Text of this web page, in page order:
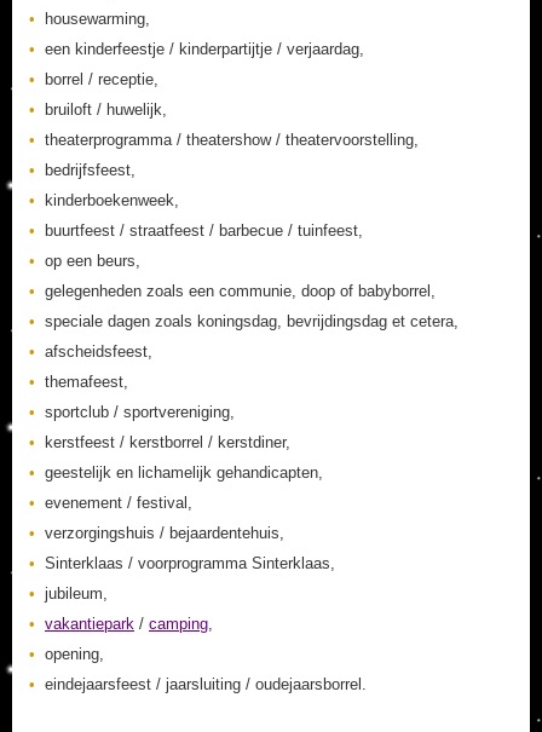
housewarming,
een kinderfeestje / kinderpartijtje / verjaardag,
borrel / receptie,
bruiloft / huwelijk,
theaterprogramma / theatershow / theatervoorstelling,
bedrijfsfeest,
kinderboekenweek,
buurtfeest / straatfeest / barbecue / tuinfeest,
op een beurs,
gelegenheden zoals een communie, doop of babyborrel,
speciale dagen zoals koningsdag, bevrijdingsdag et cetera,
afscheidsfeest,
themafeest,
sportclub / sportvereniging,
kerstfeest / kerstborrel / kerstdiner,
geestelijk en lichamelijk gehandicapten,
evenement / festival,
verzorgingshuis / bejaardentehuis,
Sinterklaas / voorprogramma Sinterklaas,
jubileum,
vakantiepark / camping,
opening,
eindejaarsfeest / jaarsluiting / oudejaarsborrel.